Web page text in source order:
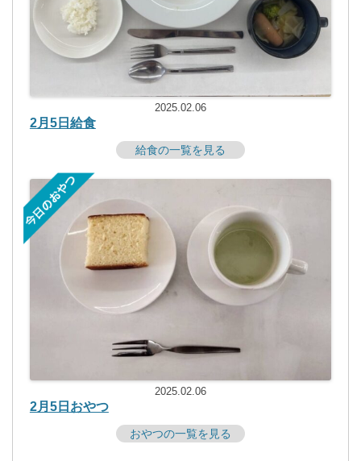
2025.02.06
2月5日給食
給食の一覧を見る
2025.02.06
2月5日おやつ
おやつの一覧を見る